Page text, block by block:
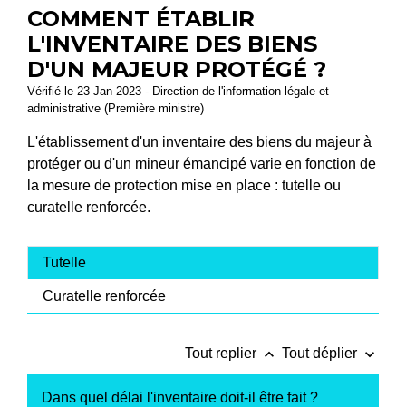
COMMENT ÉTABLIR
L'INVENTAIRE DES BIENS
D'UN MAJEUR PROTÉGÉ ?
Vérifié le 23 Jan 2023 - Direction de l'information légale et
administrative (Première ministre)
L'établissement d'un inventaire des biens du majeur à
protéger ou d'un mineur émancipé varie en fonction de
la mesure de protection mise en place : tutelle ou
curatelle renforcée.
Tutelle
Curatelle renforcée
Tout replier keyboard_arrow_up Tout déplier keyboard_arrow_down
Dans quel délai l'inventaire doit-il être fait ?